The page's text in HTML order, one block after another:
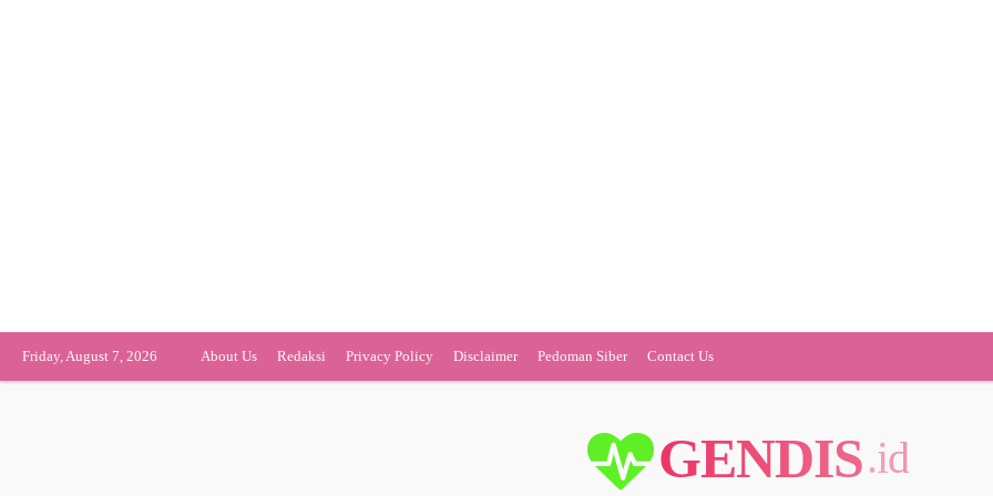
Friday, August 7, 2026 About Us Redaksi Privacy Policy Disclaimer Pedoman Siber Contact Us
GENDIS.id